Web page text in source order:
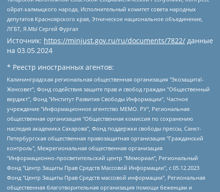
ойрат-калмыцкого народа, Исполнительный комитет совета народных
депутатов Красноярского края, Этническое национальное объединение,
ЛГБТ, Я.МЫ Сергей Фургал
Источник: https://minjust.gov.ru/ru/documents/7822/ данные
на 03.05.2024
* Реестр иностранных агентов:
Калининградская региональная общественная организация "Экозащита!-Женсовет", Фонд содействия защите прав и свобод граждан "Общественный вердикт", Фонд "Институт Развития Свободы Информации", Частное учреждение "Информационное агентство МЕМО. РУ", Региональная общественная организация "Общественная комиссия по сохранению наследия академика Сахарова", Фонд поддержки свободы прессы, Санкт-Петербургская общественная правозащитная организация "Гражданский контроль", Межрегиональная общественная организация "Информационно-просветительский центр "Мемориал", Региональный Фонд "Центр Защиты Прав Средств Массовой Информации", с 05.12.2023 Фонд "Центр Защиты Прав Средств массовой информации", Региональная общественная благотворительная организация помощи беженцам и мигрантам "Гражданское содействие", Негосударственное образовательное учреждение дополнительного профессионального образования (повышение квалификации) специалистов "АКАДЕМИЯ ПО ПРАВАМ ЧЕЛОВЕКА", Свердловская региональная общественная организация "Сутяжник", Автономная некоммерческая организация "Центр независимых социологических исследований", Союз общественных объединений "Российский исследовательский центр по правам человека", Региональное общественное учреждение научно-информационный центр "МЕМОРИАЛ", Некоммерческая организация "Фонд защиты гласности", Автономная некоммерческая организация "Институт прав человека", Городская общественная организация "Екатеринбургское общество "МЕМОРИАЛ", Городская общественная организация "Рязанское историко-просветительское и правозащитное общество "Мемориал" (Рязанский Мемориал), Челябинский региональный орган общественной самодеятельности – женское общественное объединение "Женщины Евразии", Челябинский региональный орган общественной самодеятельности "Уральская правозащитная группа", Фонд содействия защите здоровья и социальной справедливости имени Андрея Рылькова, Автономная Некоммерческая Организация "Аналитический Центр Юрия Левады", Автономная некоммерческая организация социальной поддержки населения "Проект Апрель", Региональная общественная организация помощи женщинам и детям, находящимся в кризисной ситуации "Информационно-методический центр "Анна", Фонд содействия развитию массовых коммуникаций и правовому просвещению "Так-так-Так", Фонд содействия устойчивому развитию "Серебряная тайга", Свердловский региональный общественный фонд социальных проектов "Новое время", "Idel.Реалии", Кавказ.Реалии, Крым.Реалии, Телеканал Настоящее Время, Татаро-башкирская служба Радио Свобода (Azatliq Radiosi), Радио Свободная Европа/Радио Свобода (PCE/PC), "Сибирь.Реалии", "Фактограф", Благотворительный фонд помощи осужденным и их семьям, Автономная некоммерческая организация "Институт глобализации и социальных движений", Фонд "В защиту прав заключенных", Частное учреждение "Центр поддержки и содействия развитию средств массовой информации", Пензенский региональный общественный благотворительный фонд "Гражданский союз", "Север.Реалии", Некоммерческая организация Фонд "Правовая инициатива", Общество с ограниченной ответственностью "Радио Свободная Европа/Радио Свобода", Чешское информационное агентство "MEDIUM-ORIENT", Красноярская региональная общественная организация "Мы против СПИДа", Камалягин Денис Николаевич, Маркелов Сергей Евгеньевич, Пономарев Лев Александрович, Савицкая Людмила Алексеевна, Автономная некоммерческая организация "Центр по работе с проблемой насилия "НАСИЛИЮ.НЕТ", Межрегиональный профессиональный союз работников здравоохранения "Альянс врачей", Юридическое лицо, зарегистрированное в Латвийской Республике, SIA "Medusa Project" (регистрационный номер 40103797863, дата регистрации 10.06.2014), Некоммерческая организация "Фонд по борьбе с коррупцией", Автономная некоммерческая организация "Институт права и публичной политики", Баданин Роман Сергеевич, Гликин Максим Александрович, Железнова Мария Михайловна, Лукьянова Юлия Сергеевна, Маетная Елизавета Витальевна, Маняхин Петр Борисович, Чуракова Ольга Владимировна, Ярош Юлия Петровна, Юридическое лицо "The Insider SIA", зарегистрированное в Риге, Латвийская Республика (дата регистрации 26.06.2015), являющееся администратором доменного имени интернет-издания "The Insider SIA", https://theins.ru, Постернак Алексей Евгеньевич, Рубин Михаил Аркадьевич, Анин Роман Александрович, Юридическое лицо Istories fonds, зарегистрированное в Латвийской Республике (регистрационный номер 50008295751, дата регистрации 24.02.2020), Великовский Дмитрий Александрович, Долинина Ирина Николаевна, Мароховская Алеся Алексеевна, Шлейнов Роман Юрьевич, Шмагун Олеся Валентиновна, Общество с ограниченной ответственностью "Альтаир 2021", Общество с ограниченной ответственностью "Вега 2021", Общество с ограниченной ответственностью "Главный редактор 2021", Общество с ограниченной ответственностью "Ромашки монолит", Важенков Артем Валерьевич, Ивановская областная общественная организация "Центр гендерных исследований", Гурман Юрий Альбертович, Медиапроект "ОВД-Инфо", Егоров Владимир Владимирович, Жилинский Владимир Александрович, Общество с ограниченной ответственностью "ЗП", Иванова София Юрьевна, Карезина Инна Павловна, Кильтау Екатерина Викторовна, Петров Алексей Викторович, Пискунов Сергей Евгеньевич, Смирнов Сергей Сергеевич, Тихонов Михаил Сергеевич, Общество с ограниченной ответственностью "ЖУРНАЛИСТ-ИНОСТРАННЫЙ АГЕНТ", Арапова Галина Юрьевна, Вольтская Татьяна Анатольевна, Американская компания "Mason G.E.S. Anonymous Foundation" (США), являющаяся владельцем интернет-издания https://mnews.world/, Компания "Stichting Bellingcat", зарегистрированная в Нидерландах (дата регистрации 11.07.2018), Захаров Андрей Вячеславович, Клепиковская Екатерина Дмитриевна, Общество с ограниченной ответственностью "МЕМО", Перл Роман Александрович, Симонов Евгений Алексеевич, Соловьева Елена Анатольевна, Сотников Даниил Владимирович, Сурначева Елизавета Дмитриевна, Автономная некоммерческая организация по защите прав человека и информированию населения "Якутия – Наше Мнение", Общество с ограниченной ответственностью "Москоу диджитал медиа", с 26.01.2023 Общество с ограниченной ответственностью "Чайка Белые сады", Ветошкина Валерия Валерьевна, Заговора Максим Александрович, Межрегиональное общественное движение "Российская ЛГБТ - сеть", Оленичев Максим Владимирович, Павлов Иван Юрьевич, Скворцова Елена Сергеевна, Общество с ограниченной ответственностью "Как бы инагент", Кочетков Игорь Викторович, Общество с ограниченной ответственностью "Честные выборы", Еланчик Олег Александрович, Общество с ограниченной ответственностью "Нобелевский призыв", Гималова Регина Эмилевна, Григорьев Андрей Валерьевич, Григорьева Алина Александровна, Ассоциация по содействию защите прав призывников, альтернативнослужащих и военнослужащих "Правозащитная группа "Гражданин.Армия.Право", Хисамова Регина Фаритовна, Автономная некоммерческая организация по реализации социально-правовых программ "Лилит", Дальневосточное общественное движение "Маяк", Санкт-Петербургская ЛГБТ-инициативная группа "Выход", Инициативная группа ЛГБТ+ "Реверс", Алексеев Андрей Викторович, Бекбулатова Таисия Львовна, Беляев Иван Михайлович, Владыкина Елена Сергеевна, Гельман Марат Александрович, Никульшина Вероника Юрьевна, Толоконникова Надежда Андреевна, Шендерович Виктор Анатольевич, Общество с ограниченной ответственностью "Данное сообщение", Общество с ограниченной ответственностью Издательский дом "Новая глава", Айнбиндер Александра Александровна, Московский комьюнити-центр для ЛГБТ+инициатив, Благотворительный фонд развития филантропии, Deutsche Welle (Германия, Kurt-Schumacher-Strasse 3, 53113 Bonn), Борзунова Мария Михайловна, Воробьев Виктор Викторович, Голубева Анна Львовна, Константинова Алла Михайловна, Малкова Ирина Владимировна, Мурадов Мурад Абдулгалимович, Осетинская Елизавета Николаевна, Понасенков Евгений Николаевич, Ганапольский Матвей Юрьевич, Киселев Евгений Алексеевич, Борухович Ирина Григорьевна, Дремин Иван Тимофеевич, Дубровский Дмитрий Викторович, Красноярская региональная общественная организация поддержки и развития альтернативных образовательных технологий и межкультурных коммуникаций "ИНТЕРРА", Маяковская Екатерина Алексеевна, Фейгин Марк Захарович, Филимонов Андрей Викторович, Дзугкоева Регина Николаевна, Доброхотов Роман Александрович, Дудь Юрий Александрович, Елкин Сергей Владимирович, Кругликов Кирилл Игоревич, Сабунаева Мария Леонидовна, Семенов Алексей Владимирович, Шаинян Карен Багратович, Шульман Екатерина Михайловна, Асафьев Артур Валерьевич, Вахштайн Виктор Семенович, Венедиктов Алексей Алексеевич, Лушникова Екатерина Евгеньевна, Волков Леонид Михайлович, Невзоров Александр Глебович, Пархоменко Сергей Борисович, Сироткин Ярослав Николаевич, Кара-Мурза Владимир Владимирович, Баранова Наталья Владимировна, Гозман Леонид Яковлевич, Кагарлицкий Борис Юльевич, Климарев Михаил Валерьевич, Милов Владимир Станиславович, Автономная некоммерческая организация Краснодарский центр современного искусства "Типография", Моргенштерн Алишер Тагирович, Соболь Любовь Эдуардовна, Общество с ограниченной ответственностью "ЛИЗА НОРМ", Каспаров Гарри Кимович, Ходорковский Михаил Борисович, Общество с ограниченной ответственностью "Апрельские тезисы", Данилович Ирина Брониславовна, Кашин Олег Владимирович, Петров Николай Владимирович, Пивоваров Алексей Владимирович, Соколов Михаил Владимирович, Цветкова Юлия Владимировна, Чичваркин Евгений Александрович, Комитет против пыток/Команда против пыток, Общество с ограниченной ответственностью "Первый научный", Общество с ограниченной ответственностью "Вертолет и ко", Белоцерковская Вероника Борисовна, Кац Максим Евгеньевич, Лазарева Татьяна Юрьевна, Шаведдинов Руслан Табризович, Яшин Илья Валерьевич, Общество с ограниченной ответственностью "Иноагент ААВ", Алешковский Дмитрий Петрович, Альбац Евгения Марковна, Быков Дмитрий Львович, Галямина Юлия Евгеньевна, Лойко Сергей Леонидович, Мартынов Кирилл Константинович, Медведев Сергей Александрович, Крашенинников Федор Геннадиевич, Гордеева Катерина Вл